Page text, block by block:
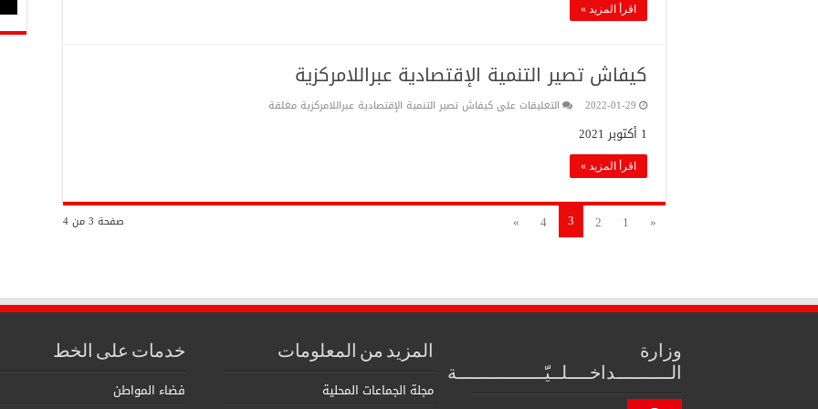
اقرأ المزيد »
كيفاش تصير التنمية الإقتصادية عبراللامركزية
2022-01-29 التعليقات على كيفاش تصير التنمية الإقتصادية عبراللامركزية مغلقة
1 أكتوبر 2021
اقرأ المزيد »
صفحة 3 من 4 «
1
2
3
4
»
وزارة
الــــــــــداخــــلــيّــــــــــــــــة
المزيد من المعلومات
مجلة الجماعات المحلية
خدمات على الخط
فضاء المواطن